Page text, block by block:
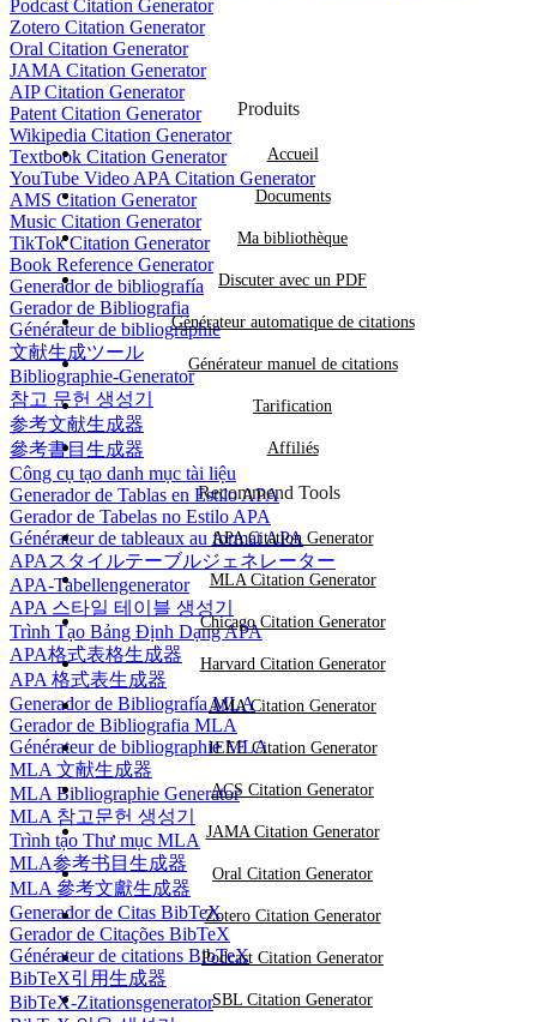
Podcast Citation Generator
Zotero Citation Generator
Oral Citation Generator
JAMA Citation Generator
AIP Citation Generator
Patent Citation Generator
Wikipedia Citation Generator
Textbook Citation Generator
YouTube Video APA Citation Generator
AMS Citation Generator
Music Citation Generator
TikTok Citation Generator
Book Reference Generator
Generador de bibliografía
Gerador de Bibliografia
Générateur de bibliographie
文献生成ツール
Bibliographie-Generator
참고 문헌 생성기
参考文献生成器
參考書目生成器
Công cụ tạo danh mục tài liệu
Generador de Tablas en Estilo APA
Gerador de Tabelas no Estilo APA
Générateur de tableaux au format APA
APAスタイルテーブルジェネレーター
APA-Tabellengenerator
APA 스타일 테이블 생성기
Trình Tạo Bảng Định Dạng APA
APA格式表格生成器
APA 格式表生成器
Generador de Bibliografía MLA
Gerador de Bibliografia MLA
Générateur de bibliographie MLA
MLA 文献生成器
MLA Bibliographie Generator
MLA 참고문헌 생성기
Trình tạo Thư mục MLA
MLA参考书目生成器
MLA 參考文獻生成器
Generador de Citas BibTeX
Gerador de Citações BibTeX
Générateur de citations BibTeX
BibTeX引用生成器
BibTeX-Zitationsgenerator
Produits
Accueil
Documents
Ma bibliothèque
Discuter avec un PDF
Générateur automatique de citations
Générateur manuel de citations
Tarification
Affiliés
Recommend Tools
APA Citation Generator
MLA Citation Generator
Chicago Citation Generator
Harvard Citation Generator
AMA Citation Generator
IEEE Citation Generator
ACS Citation Generator
JAMA Citation Generator
Oral Citation Generator
Zotero Citation Generator
Podcast Citation Generator
SBL Citation Generator